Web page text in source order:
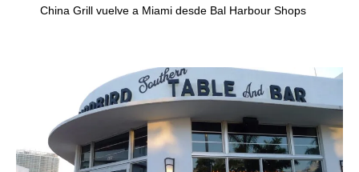
China Grill vuelve a Miami desde Bal Harbour Shops